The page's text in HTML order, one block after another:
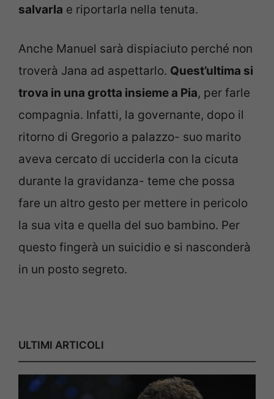
salvarla e riportarla nella tenuta.
Anche Manuel sarà dispiaciuto perché non
troverà Jana ad aspettarlo. Quest’ultima si
trova in una grotta insieme a Pia, per farle
compagnia. Infatti, la governante, dopo il
ritorno di Gregorio a palazzo- suo marito
aveva cercato di ucciderla con la cicuta
durante la gravidanza- teme che possa
fare un altro gesto per mettere in pericolo
la sua vita e quella del suo bambino. Per
questo fingerà un suicidio e si nasconderà
in un posto segreto.
ULTIMI ARTICOLI